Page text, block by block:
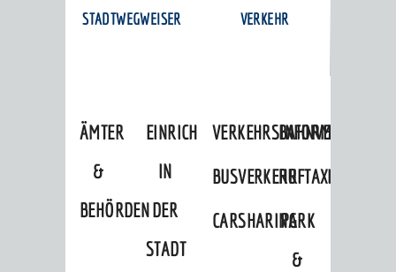
STADTWEGWEISER
ÄMTER
&
BEHÖRDEN
EINRICHTUNGEN
IN
DER
STADT
VERKEHR
VERKEHRSINFORMATIONEN
BAHNVERKEHR
BUSVERKEHRRUFTAXI
CARSHARINGPARK
&